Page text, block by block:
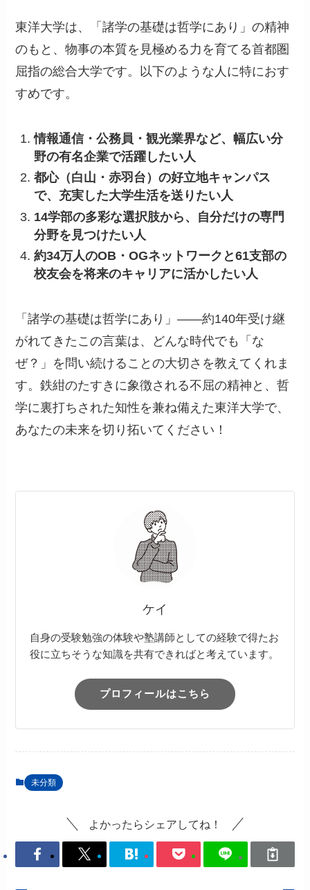
東洋大学は、「諸学の基礎は哲学にあり」の精神
のもと、物事の本質を見極める力を育てる首都圏
屈指の総合大学です。以下のような人に特におす
すめです。
情報通信・公務員・観光業界など、幅広い分
野の有名企業で活躍したい人
都心（白山・赤羽台）の好立地キャンパス
で、充実した大学生活を送りたい人
14学部の多彩な選択肢から、自分だけの専門
分野を見つけたい人
約34万人のOB・OGネットワークと61支部の
校友会を将来のキャリアに活かしたい人
「諸学の基礎は哲学にあり」——約140年受け継
がれてきたこの言葉は、どんな時代でも「な
ぜ？」を問い続けることの大切さを教えてくれま
す。鉄紺のたすきに象徴される不屈の精神と、哲
学に裏打ちされた知性を兼ね備えた東洋大学で、
あなたの未来を切り拓いてください！
ケイ
自身の受験勉強の体験や塾講師としての経験で得たお
役に立ちそうな知識を共有できればと考えています。
プロフィールはこちら
未分類
よかったらシェアしてね！